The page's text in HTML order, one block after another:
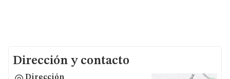
Dirección y contacto